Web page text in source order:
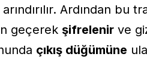
Ardından bu
geçerek şifrelenir ve
çıkış düğümüne